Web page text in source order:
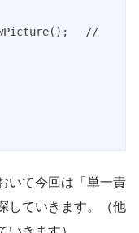
( ) ;
//
いて今回は「単一責
していきます。（他